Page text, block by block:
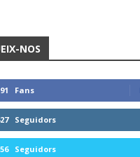
NOS
Fans
Seguidors
Seguidors